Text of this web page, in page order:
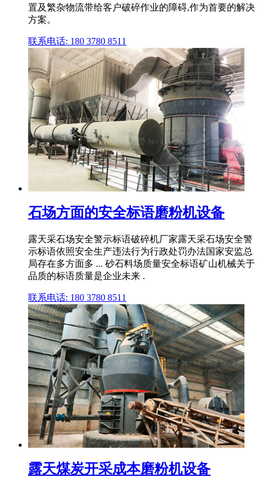
置及繁杂物流带给客户破碎作业的障碍,作为首要的解决
方案。
联系电话: 180 3780 8511
石场方面的安全标语磨粉机设备
露天采石场安全警示标语破碎机厂家露天采石场安全警
示标语依照安全生产违法行为行政处罚办法国家安监总
局存在多方面多 ... 砂石料场质量安全标语矿山机械关于
品质的标语质量是企业未来 .
联系电话: 180 3780 8511
露天煤炭开采成本磨粉机设备